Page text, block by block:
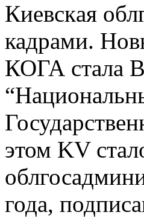
Киeвскaя
кадрами.
КОГА стала
этом KV
года,